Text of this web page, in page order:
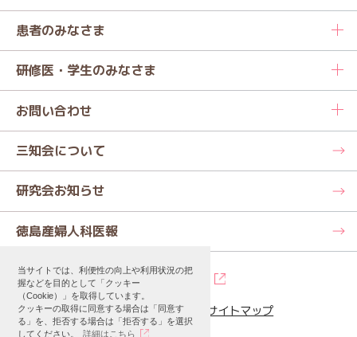
当サイトでは、利便性の向上や利用状況の把
握などを目的として「クッキー
（Cookie）」を取得しています。
クッキーの取得に同意する場合は「同意す
る」を、拒否する場合は「拒否する」を選択
してください。
詳細はこちら
患者のみなさま
研修医・学生のみなさま
お問い合わせ
三知会について
研究会お知らせ
徳島産婦人科医報
プライバシーポリシー サイトマップ